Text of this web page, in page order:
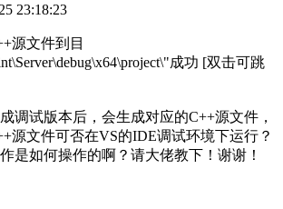
23:18:23
源文件到目
成功 [双击可跳
调试版本后，会生成对应的C++源文件，
源文件可否在VS的IDE调试环境下运行？
是如何操作的啊？请大佬教下！谢谢！